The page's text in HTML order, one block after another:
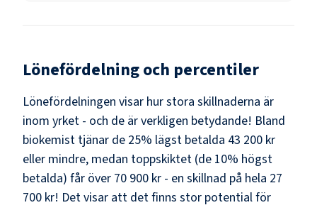
Lönefördelning och percentiler
Lönefördelningen visar hur stora skillnaderna är
inom yrket - och de är verkligen betydande! Bland
biokemist tjänar de 25% lägst betalda 43 200 kr
eller mindre, medan toppskiktet (de 10% högst
betalda) får över 70 900 kr - en skillnad på hela 27
700 kr! Det visar att det finns stor potential för